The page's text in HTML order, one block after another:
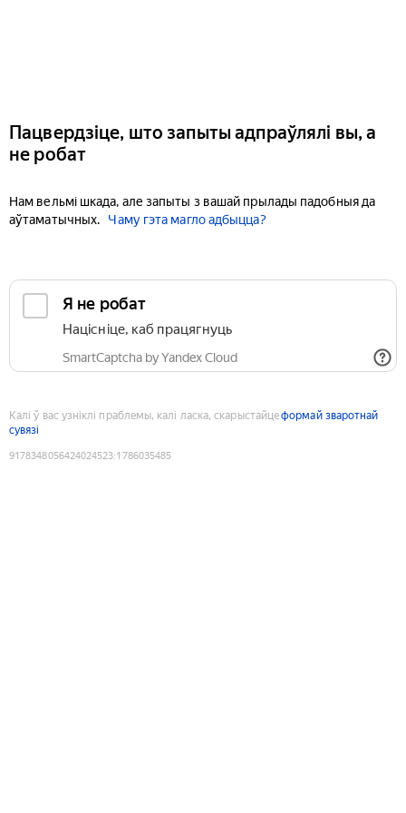
Пацвердзіце, што запыты адпраўлялі вы, а
не робат
Нам вельмі шкада, але запыты з вашай прылады падобныя да
аўтаматычных.
Чаму гэта магло адбыцца?
Я не робат
Націсніце, каб працягнуць
SmartCaptcha by Yandex Cloud
Калі ў вас узніклі праблемы, калі ласка, скарыстайцеформай зваротнай
сувязі
9178348056424024523:1786035485